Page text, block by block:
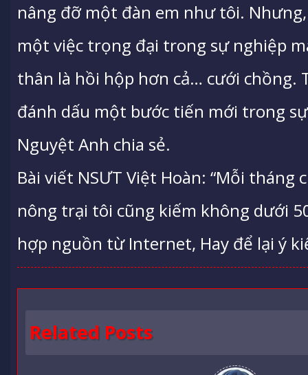
nâng đỡ một đàn em như tôi.
một việc trọng đại trong sự nghiệp
thân là hồi hộp hơn cả… cưới chồng.
đánh dấu một bước tiến mới trong
Nguyệt Anh chia sẻ.
Bài viết NSƯT Việt Hoàn: “Mỗi tháng
nông trại tôi cũng kiếm không dưới
hợp nguồn từ Internet, Hay để lại ý
Related Posts